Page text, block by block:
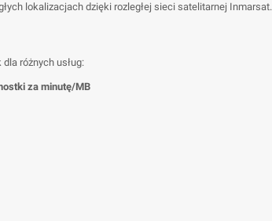
lokalizacjach dzięki rozległej sieci satelitarnej Inmarsat.
różnych usług:
za minutę/MB